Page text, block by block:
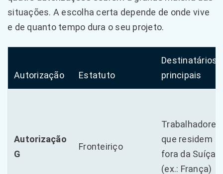
situações. A escolha certa depende de onde vive
e de quanto tempo dura o seu projeto.
Autorização Estatuto
Destinatários
principais
Autorização
G
Fronteiriço
Trabalhadores
que residem
fora da Suíça
(ex.: França)